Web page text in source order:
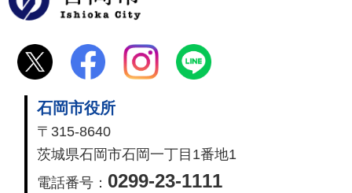
石岡市役所
〒315-8640
茨城県石岡市石岡一丁目1番地1
電話番号： 0299-23-1111